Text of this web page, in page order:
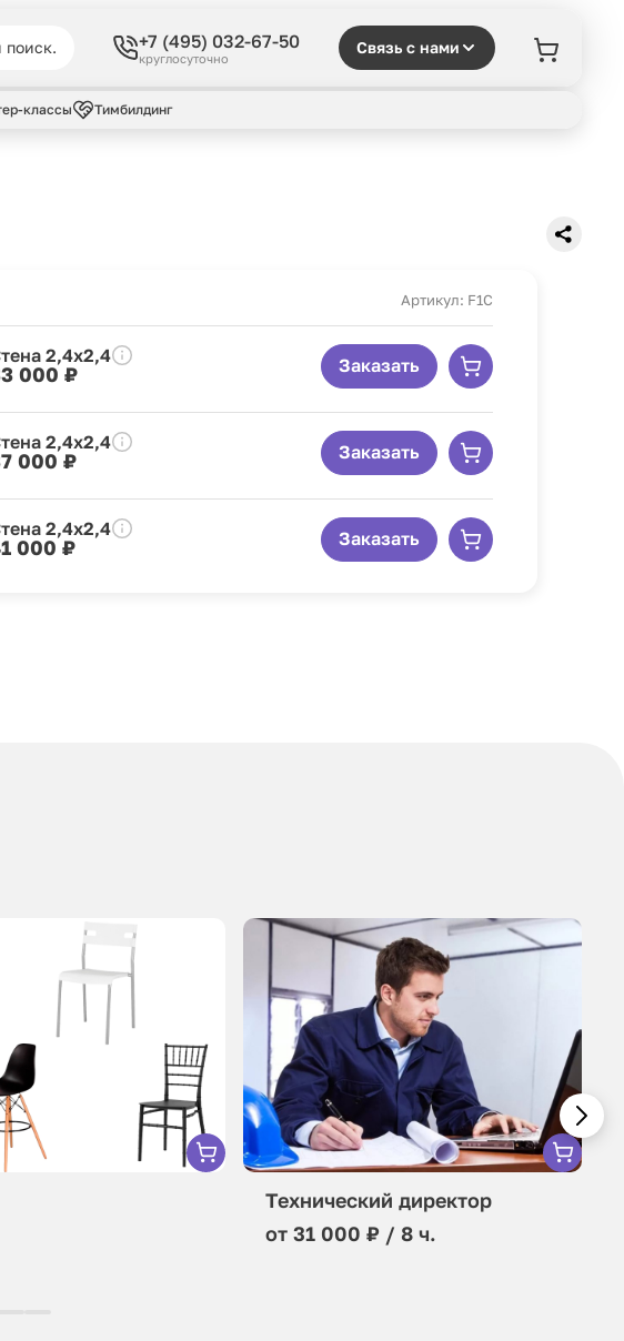
+7 (495) 032-67-50
круглосуточно
Связь с нами
классы Тимбилдинг
Артикул: F1C
2,4х2,4
000 ₽ Заказать
2,4х2,4
000 ₽ Заказать
2,4х2,4
000 ₽ Заказать
Технический директор
от 31 000 ₽ / 8 ч.